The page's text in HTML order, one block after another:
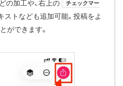
どの加工や、右上の チェックマー
ストなども追加可能。投稿をよ
ができます。